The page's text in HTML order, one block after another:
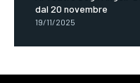
dal 20 novembre
19/11/2025